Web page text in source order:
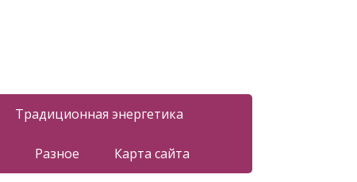
Традиционная энергетика
Разное Карта сайта